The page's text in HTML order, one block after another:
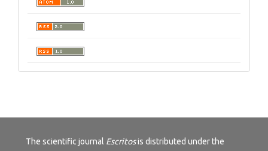
The scientific journal Escritosis distributed under the